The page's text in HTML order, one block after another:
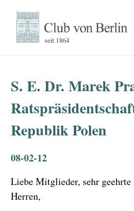
S. E. Dr. Marek
Republik Polen
08-02-12
Liebe Mitglieder, sehr geehrte
Herren,